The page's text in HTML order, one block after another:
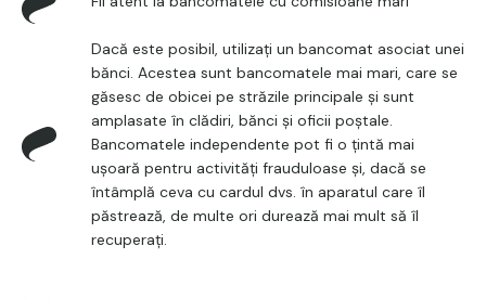
Dacă este posibil, utilizați un bancomat asociat unei
bănci. Acestea sunt bancomatele mai mari, care se
găsesc de obicei pe străzile principale și sunt
amplasate în clădiri, bănci și oficii poștale.
Bancomatele independente pot fi o țintă mai
ușoară pentru activități frauduloase și, dacă se
întâmplă ceva cu cardul dvs. în aparatul care îl
păstrează, de multe ori durează mai mult să îl
recuperați.